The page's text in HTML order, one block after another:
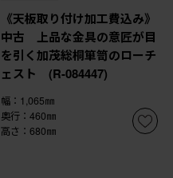
《天板取り付け加工費込み》
中古 上品な金具の意匠が目
を引く加茂総桐箪笥のローチ
ェスト (R-084447)
幅：1,065㎜
奥行：460㎜
高さ：680㎜